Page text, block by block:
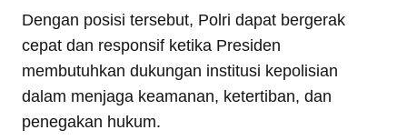
Dengan posisi tersebut, Polri dapat bergerak
cepat dan responsif ketika Presiden
membutuhkan dukungan institusi kepolisian
dalam menjaga keamanan, ketertiban, dan
penegakan hukum.